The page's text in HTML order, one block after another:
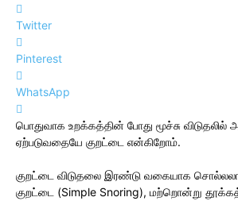
Twitter
Pinterest
WhatsApp
பொதுவாக உறக்கத்தின் போது மூச்சு
ஏற்படுவதையே குறட்டை என்கிறோம்.
குறட்டை விடுதலை இரண்டு வகையாக
குறட்டை (Simple Snoring), மற்றொன்று